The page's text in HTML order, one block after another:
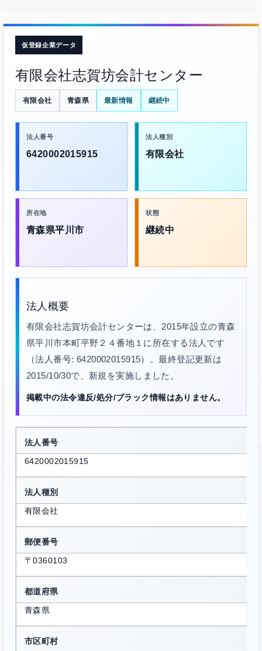
仮登録企業データ
有限会社志賀坊会計センター
有限会社 青森県 最新情報 継続中
法人番号
6420002015915
法人種別
有限会社
所在地
青森県平川市
状態
継続中
法人概要
有限会社志賀坊会計センターは、2015年設立の青森
県平川市本町平野２４番地１に所在する法人です
（法人番号: 6420002015915）。最終登記更新は
2015/10/30で、新規を実施しました。
掲載中の法令違反/処分/ブラック情報はありません。
法人番号
6420002015915
法人種別
有限会社
郵便番号
〒0360103
都道府県
青森県
市区町村